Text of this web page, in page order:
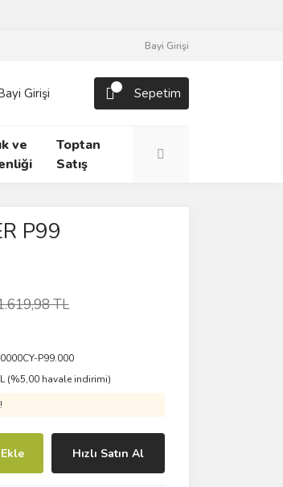
Bayi Girişi
Girişi Sepetim
ve
Toptan
Satış
P99
TL
P99.000
(%5,00 havale indirimi)
Hızlı Satın Al